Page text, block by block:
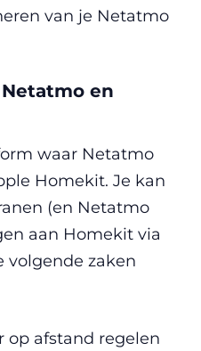
van je Netatmo
en
waar Netatmo
Homekit. Je kan
(en Netatmo
aan Homekit via
volgende zaken
op afstand regelen